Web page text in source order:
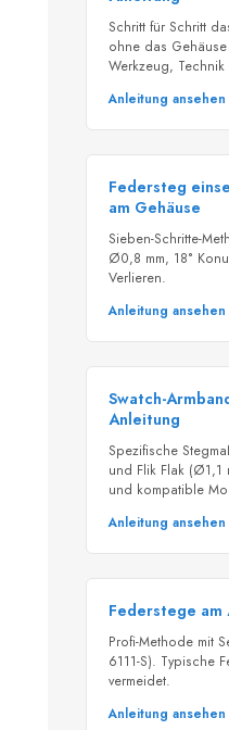
Schritt für Schritt
ohne das
Werkzeug,
Anleitung
Federsteg
am Gehäuse
Sieben-Schritte-
Ø0,8 mm, 18°
Verlieren.
Anleitung
Swatch-
Anleitung
Spezifische
und Flik Flak (Ø1,1
und kompatible
Anleitung
Federstege am
Profi-Methode mit
6111-S). Typische
vermeidet.
Anleitung